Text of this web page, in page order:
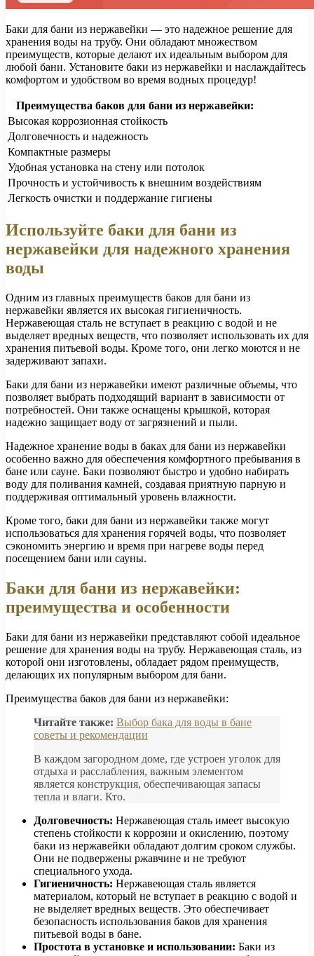
Баки для бани из нержавейки — это надежное решение для
хранения воды на трубу. Они обладают множеством
преимуществ, которые делают их идеальным выбором для
любой бани. Установите баки из нержавейки и наслаждайтесь
комфортом и удобством во время водных процедур!
Преимущества баков для бани из нержавейки:
Высокая коррозионная стойкость
Долговечность и надежность
Компактные размеры
Удобная установка на стену или потолок
Прочность и устойчивость к внешним воздействиям
Легкость очистки и поддержание гигиены
Используйте баки для бани из
нержавейки для надежного хранения
воды
Одним из главных преимуществ баков для бани из
нержавейки является их высокая гигиеничность.
Нержавеющая сталь не вступает в реакцию с водой и не
выделяет вредных веществ, что позволяет использовать их для
хранения питьевой воды. Кроме того, они легко моются и не
задерживают запахи.
Баки для бани из нержавейки имеют различные объемы, что
позволяет выбрать подходящий вариант в зависимости от
потребностей. Они также оснащены крышкой, которая
надежно защищает воду от загрязнений и пыли.
Надежное хранение воды в баках для бани из нержавейки
особенно важно для обеспечения комфортного пребывания в
бане или сауне. Баки позволяют быстро и удобно набирать
воду для поливания камней, создавая приятную парную и
поддерживая оптимальный уровень влажности.
Кроме того, баки для бани из нержавейки также могут
использоваться для хранения горячей воды, что позволяет
сэкономить энергию и время при нагреве воды перед
посещением бани или сауны.
Баки для бани из нержавейки:
преимущества и особенности
Баки для бани из нержавейки представляют собой идеальное
решение для хранения воды на трубу. Нержавеющая сталь, из
которой они изготовлены, обладает рядом преимуществ,
делающих их популярным выбором для бани.
Преимущества баков для бани из нержавейки:
Читайте также: Выбор бака для воды в бане
советы и рекомендации
В каждом загородном доме, где устроен уголок для
отдыха и расслабления, важным элементом
является конструкция, обеспечивающая запасы
тепла и влаги. Кто.
Долговечность: Нержавеющая сталь имеет высокую
степень стойкости к коррозии и окислению, поэтому
баки из нержавейки обладают долгим сроком службы.
Они не подвержены ржавчине и не требуют
специального ухода.
Гигиеничность: Нержавеющая сталь является
материалом, который не вступает в реакцию с водой и
не выделяет вредных веществ. Это обеспечивает
безопасность использования баков для хранения
питьевой воды в бане.
Простота в установке и использовании: Баки из